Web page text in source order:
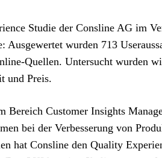
Studie der Consline AG im
wurden 713
Quellen. Untersucht wurden
und Preis.
Bereich Customer Insights
bei der Verbesserung von
hat Consline den Quality